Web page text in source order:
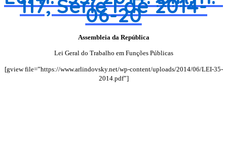
117, Série I de 2014-
06-20
Assembleia da República
Lei Geral do Trabalho em Funções Públicas
[gview file=”https://www.arlindovsky.net/wp-content/uploads/2014/06/LEI-35-
2014.pdf”]